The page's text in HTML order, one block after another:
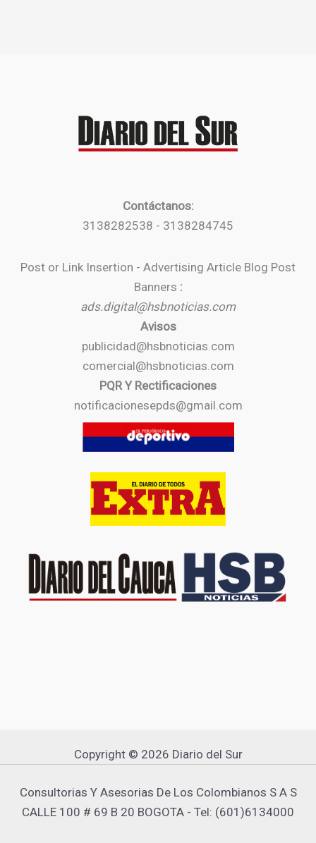
Contáctanos:
3138282538 - 3138284745
Post or Link Insertion - Advertising Article Blog Post
Banners :
ads.digital@hsbnoticias.com
Avisos
publicidad@hsbnoticias.com
comercial@hsbnoticias.com
PQR Y Rectificaciones
notificacionesepds@gmail.com
Copyright © 2026 Diario del Sur
Consultorias Y Asesorias De Los Colombianos S A S
CALLE 100 # 69 B 20 BOGOTA - Tel: (601)6134000